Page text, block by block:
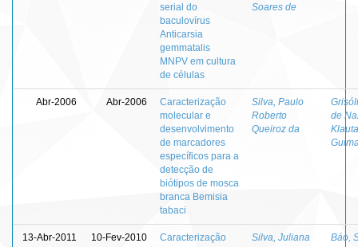
serial do
baculovírus
Anticarsia
gemmatalis
MNPV em cultura
de células
Soares de
Abr-2006 Abr-2006
Caracterização
molecular e
desenvolvimento
de marcadores
específicos para a
detecção de
biótipos de mosca
branca Bemisia
tabaci
Silva, Paulo
Roberto
Queiroz da
de
13-Abr-2011 10-Fev-2010
Caracterização
Silva, Juliana
Báo,